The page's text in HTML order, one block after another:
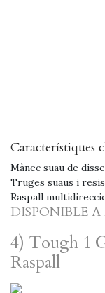
Característiques
Mànec suau de
Truges suaus i
Raspall
DISPONIBLE
4) Tough 1
Raspall